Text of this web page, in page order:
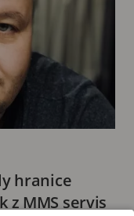
hranice
z MMS servis